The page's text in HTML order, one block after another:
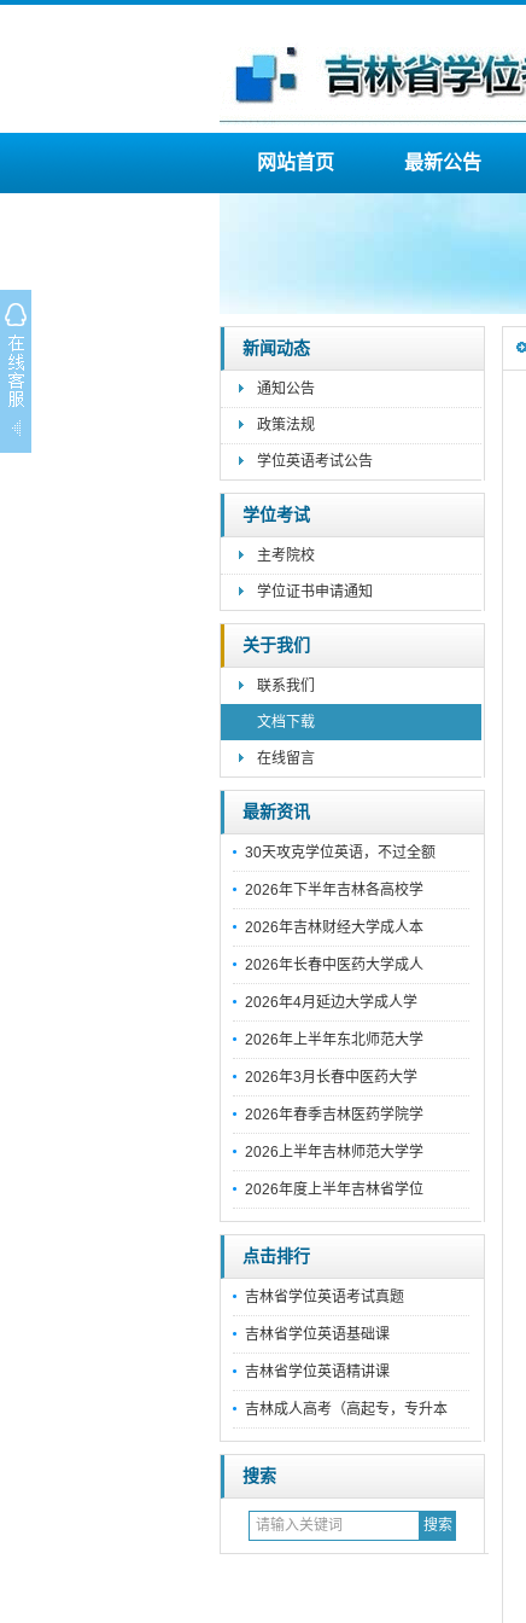
网站首页 最新公告
新闻动态
通知公告
政策法规
学位英语考试公告
学位考试
主考院校
学位证书申请通知
关于我们
联系我们
文档下载
在线留言
最新资讯
30天攻克学位英语，不过全额
2026年下半年吉林各高校学
2026年吉林财经大学成人本
2026年长春中医药大学成人
2026年4月延边大学成人学
2026年上半年东北师范大学
2026年3月长春中医药大学
2026年春季吉林医药学院学
2026上半年吉林师范大学学
2026年度上半年吉林省学位
点击排行
吉林省学位英语考试真题
吉林省学位英语基础课
吉林省学位英语精讲课
吉林成人高考（高起专，专升本
搜索